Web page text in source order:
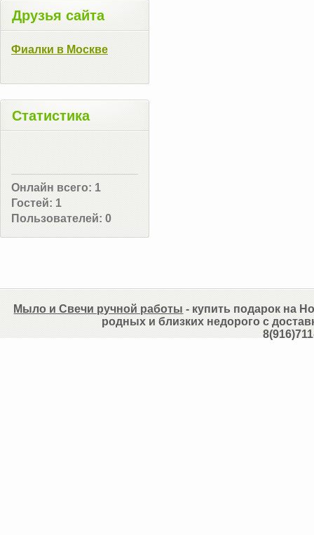
Друзья сайта
Фиалки в Москве
Статистика
Онлайн всего: 1
Гостей: 1
Пользователей: 0
Мыло и Свечи ручной работы - купить подарок на
родных и близких недорого с